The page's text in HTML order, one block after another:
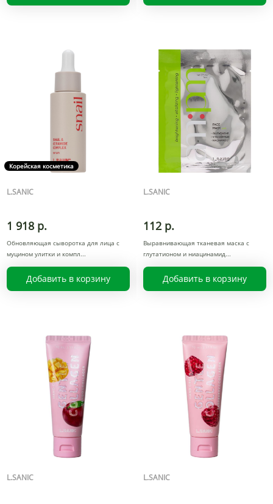
Корейская косметика
L.SANIC
1 918 р.
Обновляющая сыворотка для лица с
муцином улитки и компл
Добавить в корзину
L.SANIC
112 р.
Выравнивающая тканевая маска с
глутатионом и ниацинамид
Добавить в корзину
L.SANIC L.SANIC